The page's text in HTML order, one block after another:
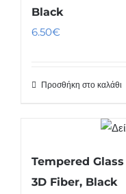
Black
6.50€
Προσθήκη στο καλάθι
Tempered
3D Fiber, Black